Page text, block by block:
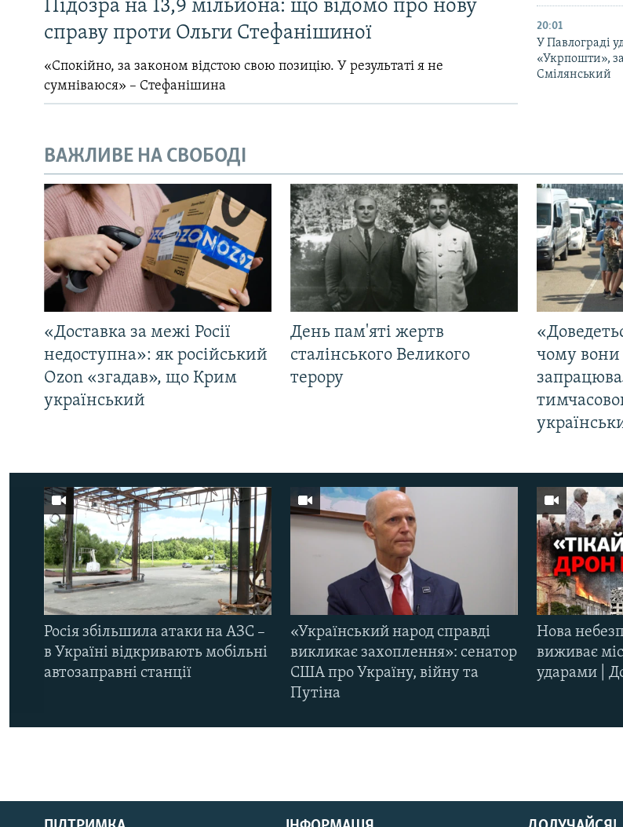
РУС
Підозра на 13,9 мільйона: що відомо про нову
справу проти Ольги Стефанішиної
«Спокійно, за законом відстою свою позицію. У результаті я не
сумніваюся» – Стефанішина
20:01
У Павлограді
«Укрпошти»,
Смілянський
ВАЖЛИВЕ НА СВОБОДІ
«Доставка за межі Росії
недоступна»: як російський
Ozon «згадав», що Крим
український
День пам'яті жертв
сталінського Великого
терору
чому
Росія збільшила атаки на АЗС –
в Україні відкривають мобільні
автозаправні станції
«Український народ справді
викликає захоплення»: сенатор
США про Україну, війну та
Путіна
Нова
виживає
ударами |